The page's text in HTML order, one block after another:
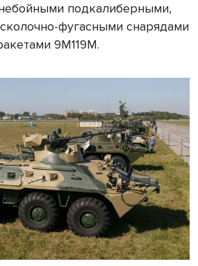
подкалиберными,
фугасными снарядами
9М119М.